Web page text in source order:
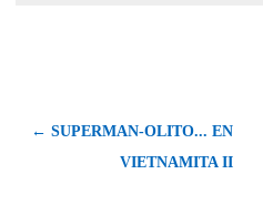
← SUPERMAN-OLITO... EN
VIETNAMITA II